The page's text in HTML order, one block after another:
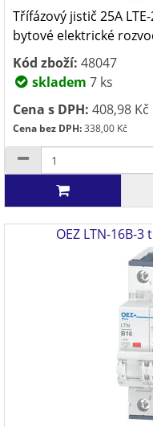
Třífázový jistič 25A
bytové elektrické
Kód zboží: 48047
skladem 7 ks
Cena s DPH: 408,98 Kč
Cena bez DPH:338,00 Kč
OEZ LTN-16B-